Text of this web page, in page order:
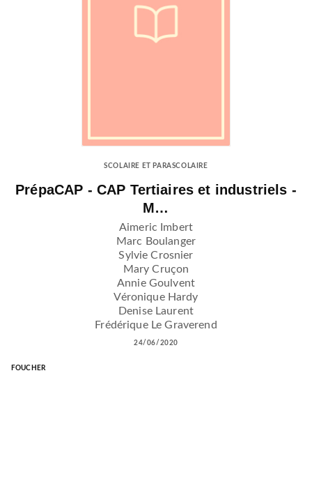
SCOLAIRE ET PARASCOLAIRE
PrépaCAP - CAP Tertiaires et industriels -
M…
Aimeric Imbert
Marc Boulanger
Sylvie Crosnier
Mary Cruçon
Annie Goulvent
Véronique Hardy
Denise Laurent
Frédérique Le Graverend
24/06/2020
FOUCHER